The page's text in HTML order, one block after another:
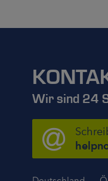
Wir sind 24